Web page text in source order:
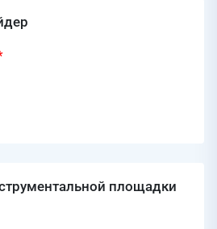
площадки